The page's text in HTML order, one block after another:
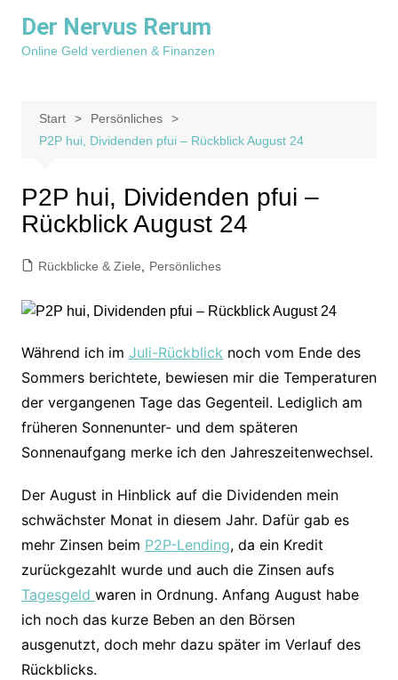
Inhalt
springen
Der Nervus Rerum
Online Geld verdienen & Finanzen
Start
Persönliches
P2P hui, Dividenden pfui – Rückblick August 24
P2P hui, Dividenden pfui –
Rückblick August 24
Rückblicke & Ziele Persönliches
Während ich im Juli-Rückblick noch vom Ende des
Sommers berichtete, bewiesen mir die Temperaturen
der vergangenen Tage das Gegenteil. Lediglich am
früheren Sonnenunter- und dem späteren
Sonnenaufgang merke ich den Jahreszeitenwechsel.
Der August in Hinblick auf die Dividenden mein
schwächster Monat in diesem Jahr. Dafür gab es
mehr Zinsen beim P2P-Lending, da ein Kredit
zurückgezahlt wurde und auch die Zinsen aufs
Tagesgeld waren in Ordnung. Anfang August habe
ich noch das kurze Beben an den Börsen
ausgenutzt, doch mehr dazu später im Verlauf des
Rückblicks.